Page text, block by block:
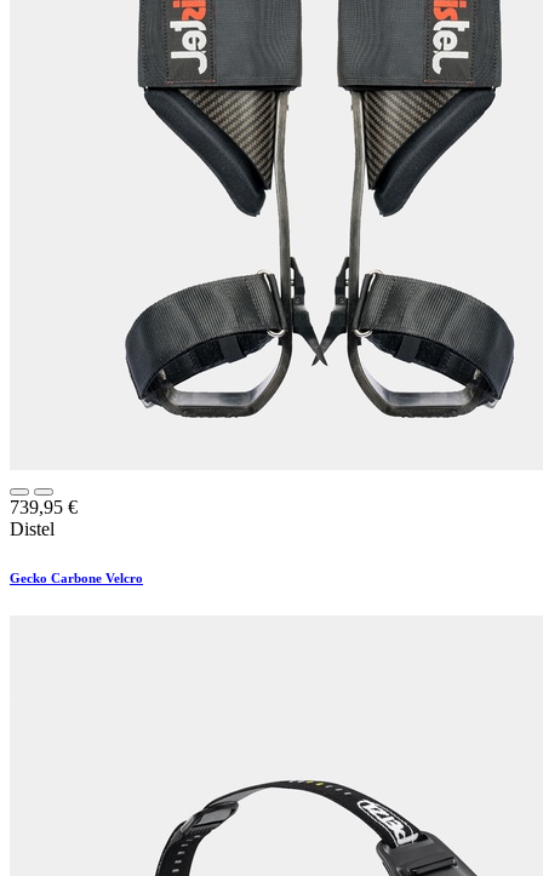
739,95 €
Distel
Gecko Carbone Velcro